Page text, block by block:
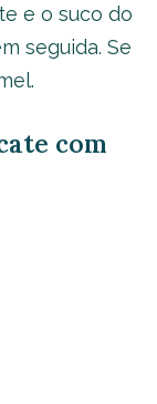
e o suco do
seguida. Se
com